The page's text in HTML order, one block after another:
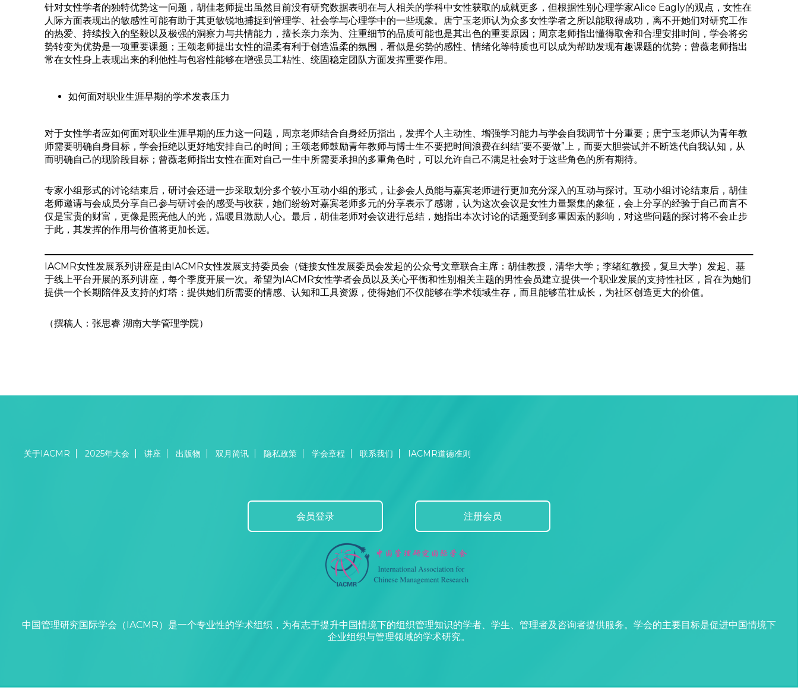
针对女性学者的独特优势这一问题，胡佳老师提出虽然目前没有研究数据表明在与人相关的学科中女性获取的成就更多，但根据性别心理学家Alice Eagly的观点，女性在
人际方面表现出的敏感性可能有助于其更敏锐地捕捉到管理学、社会学与心理学中的一些现象。唐宁玉老师认为众多女性学者之所以能取得成功，离不开她们对研究工作
的热爱、持续投入的坚毅以及极强的洞察力与共情能力，擅长亲力亲为、注重细节的品质可能也是其出色的重要原因；周京老师指出懂得取舍和合理安排时间，学会将劣
势转变为优势是一项重要课题；王颂老师提出女性的温柔有利于创造温柔的氛围，看似是劣势的感性、情绪化等特质也可以成为帮助发现有趣课题的优势；曾薇老师指出
常在女性身上表现出来的利他性与包容性能够在增强员工粘性、统固稳定团队方面发挥重要作用。
如何面对职业生涯早期的学术发表压力
对于女性学者应如何面对职业生涯早期的压力这一问题，周京老师结合自身经历指出，发挥个人主动性、增强学习能力与学会自我调节十分重要；唐宁玉老师认为青年教
师需要明确自身目标，学会拒绝以更好地安排自己的时间；王颂老师鼓励青年教师与博士生不要把时间浪费在纠结“要不要做”上，而要大胆尝试并不断迭代自我认知，从
而明确自己的现阶段目标；曾薇老师指出女性在面对自己一生中所需要承担的多重角色时，可以允许自己不满足社会对于这些角色的所有期待。
专家小组形式的讨论结束后，研讨会还进一步采取划分多个较小互动小组的形式，让参会人员能与嘉宾老师进行更加充分深入的互动与探讨。互动小组讨论结束后，胡佳
老师邀请与会成员分享自己参与研讨会的感受与收获，她们纷纷对嘉宾老师多元的分享表示了感谢，认为这次会议是女性力量聚集的象征，会上分享的经验于自己而言不
仅是宝贵的财富，更像是照亮他人的光，温暖且激励人心。最后，胡佳老师对会议进行总结，她指出本次讨论的话题受到多重因素的影响，对这些问题的探讨将不会止步
于此，其发挥的作用与价值将更加长远。
IACMR女性发展系列讲座是由IACMR女性发展支持委员会（链接女性发展委员会发起的公众号文章联合主席：胡佳教授，清华大学；李绪红教授，复旦大学）发起、基
于线上平台开展的系列讲座，每个季度开展一次。希望为IACMR女性学者会员以及关心平衡和性别相关主题的男性会员建立提供一个职业发展的支持性社区，旨在为她们
提供一个长期陪伴及支持的灯塔：提供她们所需要的情感、认知和工具资源，使得她们不仅能够在学术领域生存，而且能够茁壮成长，为社区创造更大的价值。
（撰稿人：张思睿 湖南大学管理学院）
关于IACMR 2025年大会 讲座 出版物 双月简讯 隐私政策 学会章程 联系我们 IACMR道德准则
会员登录 注册会员
中国管理研究国际学会（IACMR）是一个专业性的学术组织，为有志于提升中国情境下的组织管理知识的学者、学生、管理者及咨询者提供服务。学会的主要目标是促进中国情境下
企业组织与管理领域的学术研究。